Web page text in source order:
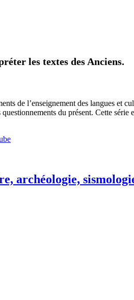
les textes des Anciens.
de l’enseignement des langues et
du présent. Cette
archéologie,